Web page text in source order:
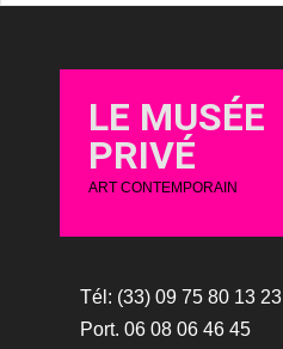
LE MUSÉE
PRIVÉ
ART CONTEMPORAIN
Tél: (33) 09 75 80 13 23
Port. 06 08 06 46 45